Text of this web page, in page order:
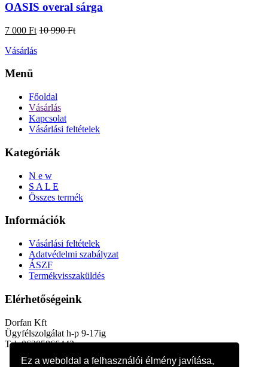
Ez a weboldal a felhasználói élmény javítása,
OASIS overal sárga
7 000 Ft 10 990 Ft
Vásárlás
Menü
Főoldal
Vásárlás
Kapcsolat
Vásárlási feltételek
Kategóriák
N e w
S A L E
Összes termék
Információk
Vásárlási feltételek
Adatvédelmi szabályzat
ÁSZF
Termékvisszaküldés
Elérhetőségeink
Dorfan Kft
Ügyfélszolgálat h-p 9-17ig
Tel: 06305866442